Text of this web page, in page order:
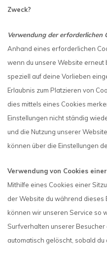
Zweck?
Verwendung der erforderlichen
Anhand eines erforderlichen
wenn du unsere Website
speziell auf deine Vorlieben
Erlaubnis zum Platzieren von
dies mittels eines Cookies
Einstellungen nicht ständig
und die Nutzung unserer
können über die Einstellungen
Verwendung von Cookies
Mithilfe eines Cookies einer
der Website du während
können wir unseren Service so
Surfverhalten unserer
automatisch gelöscht, sobald